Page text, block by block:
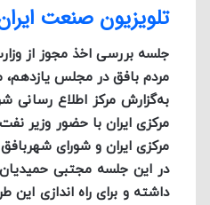
تلویزیون صنعت
جلسه بررسی اخذ مجوز از
مردم بافق در مجلس
به‌گزارش مرکز اطلاع
مرکزی ایران با حضور وزیر
مرکزی ایران و شورای
در این جلسه مجتبی